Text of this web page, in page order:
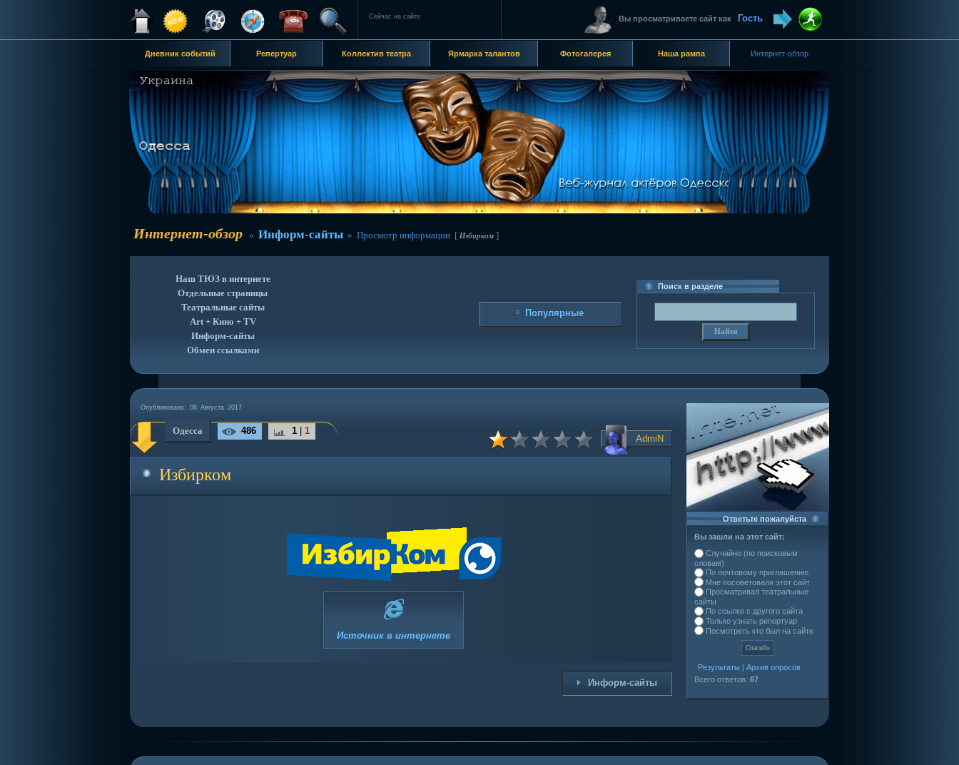
Сейчас на сайте Вы просматриваете сайт как Гость
Дневник событий Репертуар Коллектив театра Ярмарка талантов Фотогалерея Наша рампа Интернет-обзор
Интернет-обзор » Информ-сайты » Просмотр информации [ Избирком ]
Наш ТЮЗ в интернете
Отдельные страницы
Театральные сайты
Art + Кино + TV
Информ-сайты
Обмен ссылками
Популярные
Поиск в разделе
Опубликовано: 06 Августа 2017
Одесса 486 1 1
AdmiN
Избирком
Источник в интернете
Информ-сайты
Ответьте пожалуйста
Вы зашли на этот сайт:
Случайно (по поисковым
словам)
По почтовому приглашению
Мне посоветовали этот сайт
Просматривал театральные
сайты
По ссылке с другого сайта
Только узнать репертуар
Посмотреть кто был на сайте
Результаты | Архив опросов
Всего ответов: 67